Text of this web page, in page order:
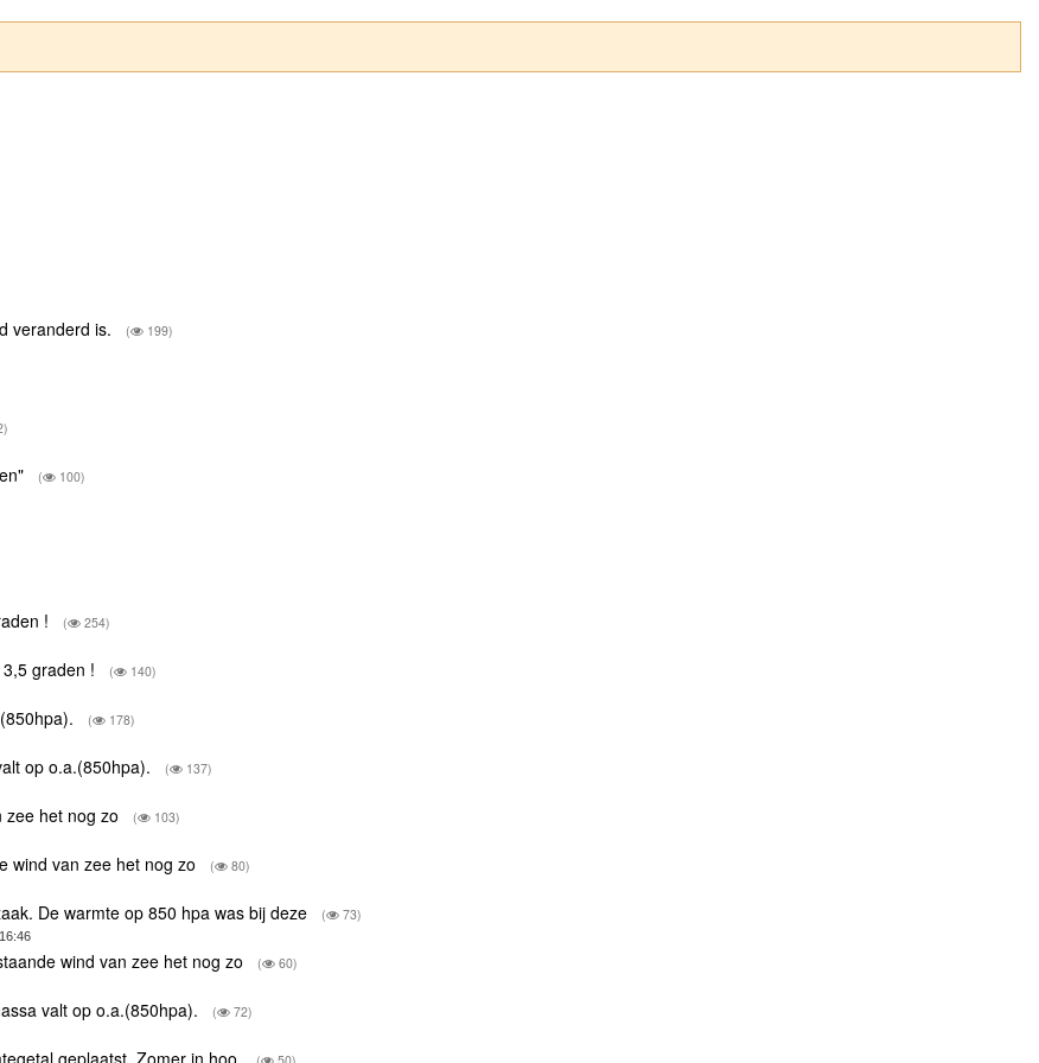
veranderd is. ( 199)
( 100)
! ( 254)
graden ! ( 140)
( 178)
op o.a.(850hpa). ( 137)
zee het nog zo ( 103)
wind van zee het nog zo ( 80)
De warmte op 850 hpa was bij deze ( 73)
wind van zee het nog zo ( 60)
valt op o.a.(850hpa). ( 72)